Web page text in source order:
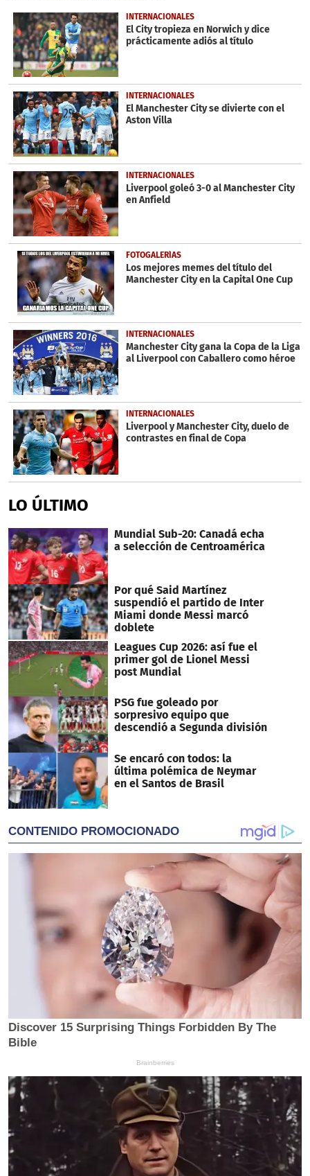
1
minute,
8
seconds
INTERNACIONALES
El City tropieza en Norwich y dice
prácticamente adiós al título
INTERNACIONALES
El Manchester City se divierte con el
Aston Villa
INTERNACIONALES
Liverpool goleó 3-0 al Manchester City
en Anfield
FOTOGALERÍAS
Los mejores memes del título del
Manchester City en la Capital One Cup
INTERNACIONALES
Manchester City gana la Copa de la Liga
al Liverpool con Caballero como héroe
INTERNACIONALES
Liverpool y Manchester City, duelo de
contrastes en final de Copa
LO ÚLTIMO
Mundial Sub-20: Canadá echa
a selección de Centroamérica
Por qué Said Martínez
suspendió el partido de Inter
Miami donde Messi marcó
doblete
Leagues Cup 2026: así fue el
primer gol de Lionel Messi
post Mundial
PSG fue goleado por
sorpresivo equipo que
descendió a Segunda división
Se encaró con todos: la
última polémica de Neymar
en el Santos de Brasil